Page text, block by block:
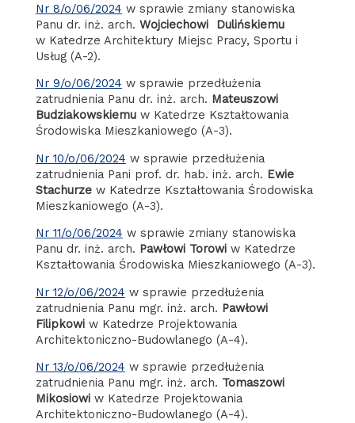
Nr 8/o/06/2024 w sprawie zmiany stanowiska
Panu dr. inż. arch. Wojciechowi Dulińskiemu
w Katedrze Architektury Miejsc Pracy, Sportu i
Usług (A-2).
Nr 9/o/06/2024 w sprawie przedłużenia
zatrudnienia Panu dr. inż. arch. Mateuszowi
Budziakowskiemu w Katedrze Kształtowania
Środowiska Mieszkaniowego (A-3).
Nr 10/o/06/2024 w sprawie przedłużenia
zatrudnienia Pani prof. dr. hab. inż. arch. Ewie
Stachurze w Katedrze Kształtowania Środowiska
Mieszkaniowego (A-3).
Nr 11/o/06/2024 w sprawie zmiany stanowiska
Panu dr. inż. arch. Pawłowi Torowi w Katedrze
Kształtowania Środowiska Mieszkaniowego (A-3).
Nr 12/o/06/2024 w sprawie przedłużenia
zatrudnienia Panu mgr. inż. arch. Pawłowi
Filipkowiw Katedrze Projektowania
Architektoniczno-Budowlanego (A-4).
Nr 13/o/06/2024 w sprawie przedłużenia
zatrudnienia Panu mgr. inż. arch. Tomaszowi
Mikosiowi w Katedrze Projektowania
Architektoniczno-Budowlanego (A-4).